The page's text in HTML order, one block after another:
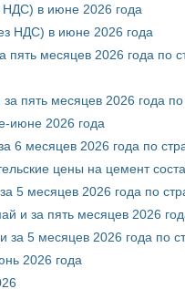
НДС) в июне 2026 года
НДС) в июне 2026 года
пять месяцев 2026 года по
пять месяцев 2026 года
июне 2026 года
6 месяцев 2026 года по
цены на цемент
5 месяцев 2026 года по
и за пять месяцев 2026
за 5 месяцев 2026 года по
2026 года